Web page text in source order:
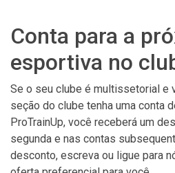
Conta para a
esportiva no
Se o seu clube é multissetorial e
seção do clube tenha uma conta
ProTrainUp, você receberá um
segunda e nas contas
desconto, escreva ou ligue para